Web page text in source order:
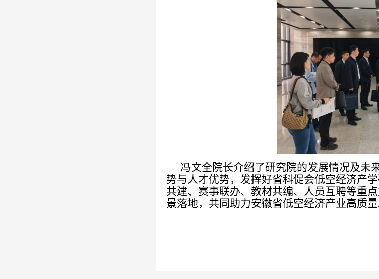
冯文全院长介绍了研究院的发展情况及未
势与人才优势， 发挥好省科促会低空经济产
共建、赛事联办、教材共编、人员互聘等重
景落地， 共同助力安徽省低空经济产业高质量